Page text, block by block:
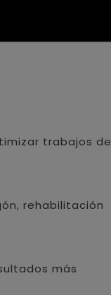
trabajos de
rehabilitación
más